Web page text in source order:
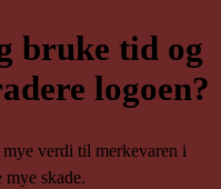
bruke tid og
logoen?
verdi til merkevaren i
skade.